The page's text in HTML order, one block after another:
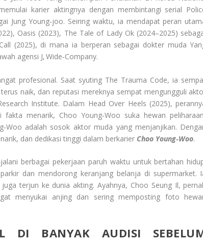
karier aktingnya dengan membintangi serial
Jung Young‑joo. Seiring waktu, ia mendapat peran
Oasis (2023), The Tale of Lady Ok (2024–2025)
(2025), di mana ia berperan sebagai dokter muda
agensi J, Wide‑Company.
profesional. Saat syuting The Trauma Code, ia
naik, dan reputasi mereknya sempat mengungguli
Institute. Dalam Head Over Heels (2025),
menarik, Choo Young‑Woo suka hewan
adalah sosok aktor muda yang menjanjikan.
dan dedikasi tinggi dalam berkarier Choo Young‑Woo.
berbagai pekerjaan paruh waktu untuk bertahan
dan mendorong keranjang belanja di supermarket.
terjun ke dunia akting. Ayahnya, Choo Seung Il,
menyukai anjing dan sering memposting foto
DI BANYAK AUDISI